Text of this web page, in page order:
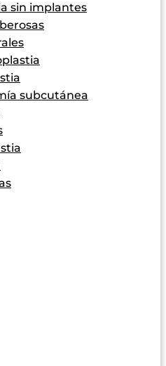
sin implantes
subcutánea